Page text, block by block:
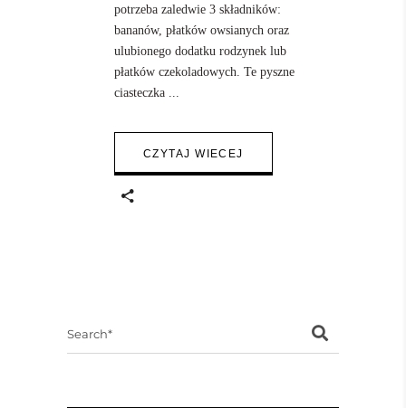
potrzeba zaledwie 3 składników:
bananów, płatków owsianych oraz
ulubionego dodatku rodzynek lub
płatków czekoladowych. Te pyszne
ciasteczka
CZYTAJ WIECEJ